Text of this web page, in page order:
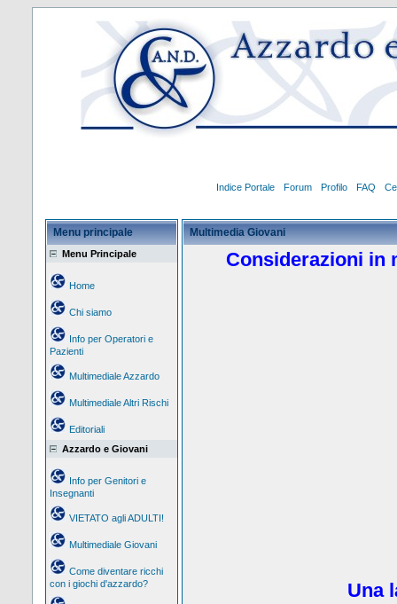
Indice Portale Forum Profilo FAQ
Menu principale
Menu Principale
Home
Chi siamo
Info per Operatori e
Pazienti
Multimediale Azzardo
Multimediale Altri Rischi
Editoriali
Azzardo e Giovani
Info per Genitori e
Insegnanti
VIETATO agli ADULTI!
Multimediale Giovani
Come diventare ricchi
con i giochi d'azzardo?
Multimedia Giovani
Considerazioni in
Una